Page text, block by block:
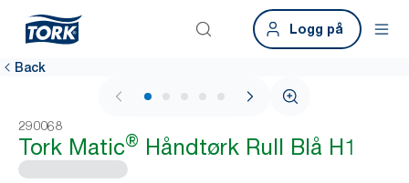
Logg på
Back
1 / 7
290068
Tork Matic® Håndtørk Rull Blå H1